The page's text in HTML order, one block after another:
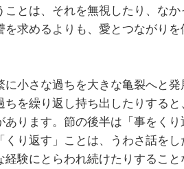
とは、それを無視したり、なか
求めるよりも、愛とつながり
小さな過ちを大きな亀裂へと発
を繰り返し持ち出したりすると
ります。節の後半は「事をく
り返す」ことは、うわさ話をし
験にとらわれ続けたりすること